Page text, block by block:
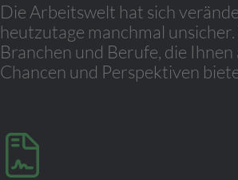
Die Arbeitswelt hat sich
heutzutage manchmal
Branchen und Berufe, die
Chancen und Perspektiven